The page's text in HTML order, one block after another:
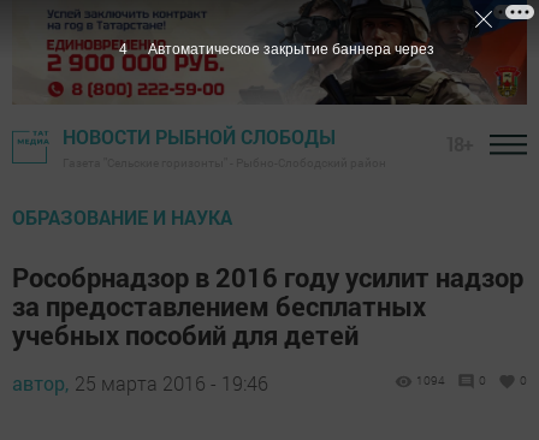
НОВОСТИ РЫБНОЙ СЛОБОДЫ
ОБРАЗОВАНИЕ И НАУКА
Рособрнадзор в 2016 году усилит надзор
за предоставлением бесплатных
учебных пособий для детей
автор, 25 марта 2016 - 19:46 1094 0 0
3 Автоматическое закрытие баннера через